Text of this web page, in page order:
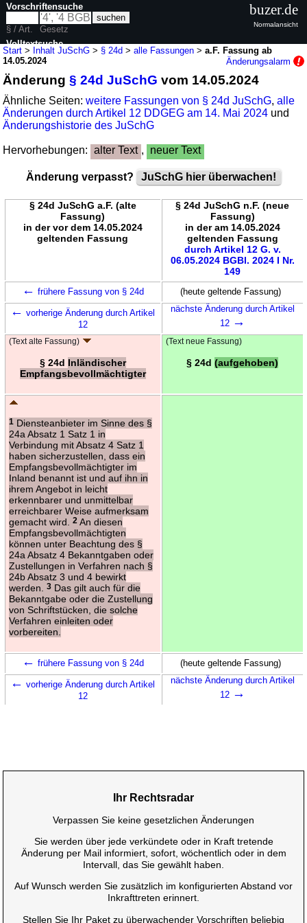
Start > Inhalt JuSchG > § 24d >alle Fassungen >a.F. Fassung ab
14.05.2024
Änderungsalarm
Änderung§ 24d JuSchG vom 14.05.2024
Ähnliche Seiten:weitere Fassungen von § 24d JuSchG,alle
Änderungen durch Artikel 12 DDGEG am 14. Mai 2024 und
Änderungshistorie des JuSchG
Hervorhebungen: alter Text , neuer Text
Änderung verpasst? JuSchG hier überwachen!
§ 24d JuSchG a.F. (alte
Fassung)
in der vor dem 14.05.2024
geltenden Fassung
§ 24d JuSchG n.F. (neue
Fassung)
in der am 14.05.2024
geltenden Fassung
durch Artikel 12 G. v.
06.05.2024 BGBl. 2024 I Nr.
149
← frühere Fassung von § 24d (heute geltende Fassung)
← vorherige Änderung durch Artikel
12
nächste Änderung durch Artikel
12 →
(Text alte Fassung)
§ 24d Inländischer
Empfangsbevollmächtigter
(Text neue Fassung)
§ 24d (aufgehoben)
1Diensteanbieter im Sinne des §
24a Absatz 1 Satz 1 in
Verbindung mit Absatz 4 Satz 1
haben sicherzustellen, dass ein
Empfangsbevollmächtigter im
Inland benannt ist und auf ihn in
ihrem Angebot in leicht
erkennbarer und unmittelbar
erreichbarer Weise aufmerksam
gemacht wird.
2An diesen
Empfangsbevollmächtigten
können unter Beachtung des §
24a Absatz 4 Bekanntgaben oder
Zustellungen in Verfahren nach §
24b Absatz 3 und 4 bewirkt
werden.
3Das gilt auch für die
Bekanntgabe oder die Zustellung
von Schriftstücken, die solche
Verfahren einleiten oder
vorbereiten.
← frühere Fassung von § 24d (heute geltende Fassung)
← vorherige Änderung durch Artikel
12
nächste Änderung durch Artikel
12 →
Vorschriftensuche
§ / Art.
Gesetz
Volltextsuche
buzer.de
Normalansicht
Ihr Rechtsradar
Verpassen Sie keine gesetzlichen Änderungen
Sie werden über jede verkündete oder in Kraft tretende
Änderung per Mail informiert, sofort, wöchentlich oder in dem
Intervall, das Sie gewählt haben.
Auf Wunsch werden Sie zusätzlich im konfigurierten Abstand vor
Inkrafttreten erinnert.
Stellen Sie Ihr Paket zu überwachender Vorschriften beliebig